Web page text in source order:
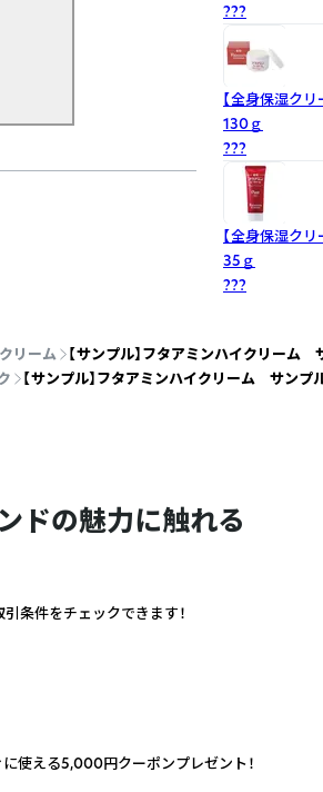
???
【全身保湿ク
130ｇ
???
【全身保湿ク
35ｇ
???
リーム
【サンプル】フタアミンハイクリーム
【サンプル】フタアミンハイクリーム サンプ
ドの魅力に触れる
条件をチェックできます！
に使える5,000円クーポンプレゼント！